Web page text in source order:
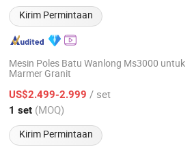
Kirim Permintaan
Mesin Poles Batu Wanlong Ms3000 untuk
Marmer Granit
US$2.499-2.999 / set
1 set (MOQ)
Kirim Permintaan
Co., Ltd.
Harga mulai 2007